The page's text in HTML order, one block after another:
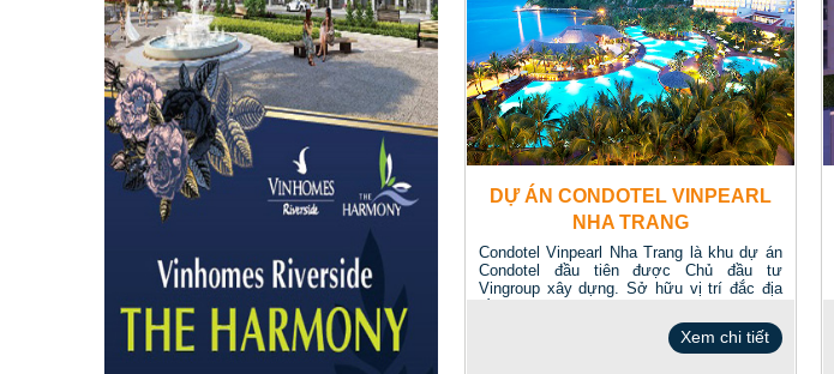
DỰ ÁN CONDOTEL VINPEARL
NHA TRANG
Condotel Vinpearl Nha Trang là khu dự án
Condotel đầu tiên được Chủ đầu tư
Vingroup xây dựng. Sở hữu vị trí đắc địa
Xem chi tiết